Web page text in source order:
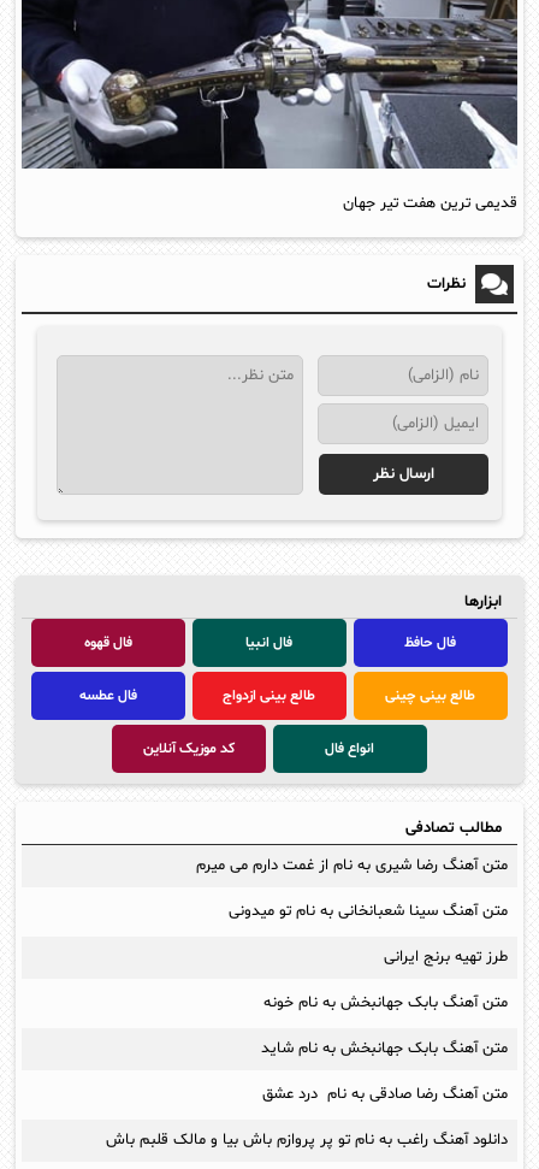
قدیمی ترین هفت تیر جهان
نظرات
ابزارها
فال حافظ فال انبیا فال قهوه
طالع بینی چینی طالع بینی ازدواج فال عطسه
انواع فال کد موزیک آنلاین
مطالب تصادفی
متن آهنگ رضا شیری به نام از غمت دارم می میرم
متن آهنگ سینا شعبانخانی به نام تو میدونی
طرز تهیه برنج ایرانی
متن آهنگ بابک جهانبخش به نام خونه
متن آهنگ بابک جهانبخش به نام شاید
متن آهنگ رضا صادقی به نام درد عشق
دانلود آهنگ راغب به نام تو پر پروازم باش بیا و مالک قلبم باش